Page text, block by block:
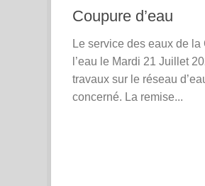
Coupure d’eau
Le service des eaux de
l’eau le Mardi 21 Juillet
travaux sur le réseau
concerné. La remise...